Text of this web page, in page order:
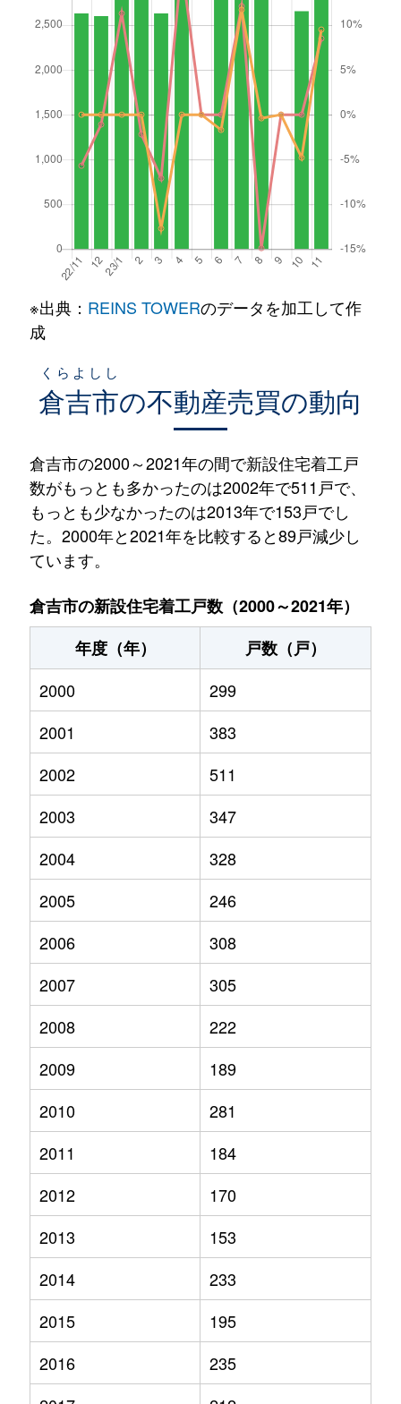
※出典： REINS TOWERのデータを加工して作
成
倉吉市
くらよしし
の不動産売買の動向
倉吉市の2000～2021年の間で新設住宅着工戸
数がもっとも多かったのは2002年で511戸で、
もっとも少なかったのは2013年で153戸でし
た。2000年と2021年を比較すると89戸減少し
ています。
倉吉市の新設住宅着工戸数（2000～2021年）
年度（年）
戸数（戸）
2000
299
2001
383
2002
511
2003
347
2004
328
2005
246
2006
308
2007
305
2008
222
2009
189
2010
281
2011
184
2012
170
2013
153
2014
233
2015
195
2016
235